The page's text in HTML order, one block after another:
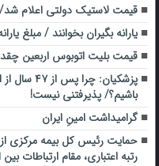
قیمت لاستیک دولتی اعلام شد/
یارانه بگیران بخوانند / مبلغ
قیمت بلیت اتوبوس اربعین
پزشکیان:
باشیم؟‌/ پذیرفتنی نیست‌!
گرامیداشت امینِ ایران
حمایت رئیس کل بیمه مرکزی از
رتبه اعتباری، مقام ارتباطات بین